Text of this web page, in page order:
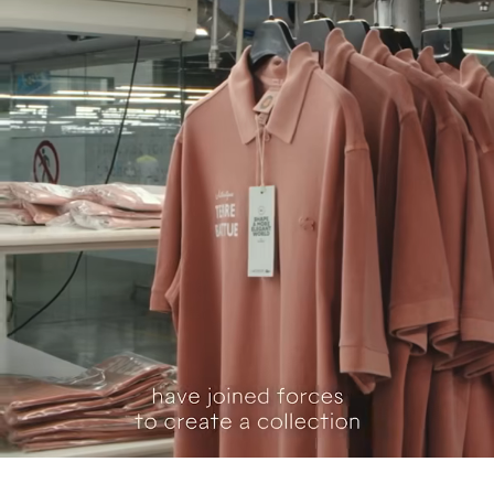
Logo Roland-Garros sul petto
Coccodrilli ricamati su petto e vita
FERRO A MEDIA TEMPERATURA MAX 150
GRADI CELSIUS
NON LAVARE A SECCO
ASCIUGARE STESO
filo si intreccia senza la supervisione del Coccodrillo.
Scopri di più qui